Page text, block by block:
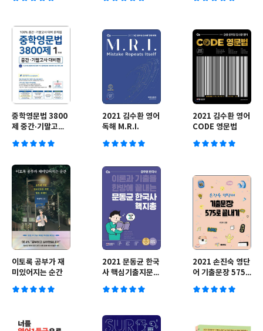
중학영문법 3800
제 중간·기말고사
2021 김수환 영어
독해 M.R.I.
2021 김수환 영어
CODE 영문법
이토록 공부가 재
미있어지는 순간
2021 문동균 한국
사 핵심기출지문총
2021 손진숙 영단
어 기출문장 575